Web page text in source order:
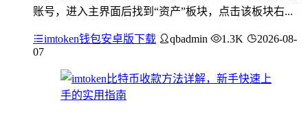
账号，进入主界面后找到“资产”板块，点击该板块右...
imtoken钱包安卓版下载 qbadmin 1.3K
2026-08-
07